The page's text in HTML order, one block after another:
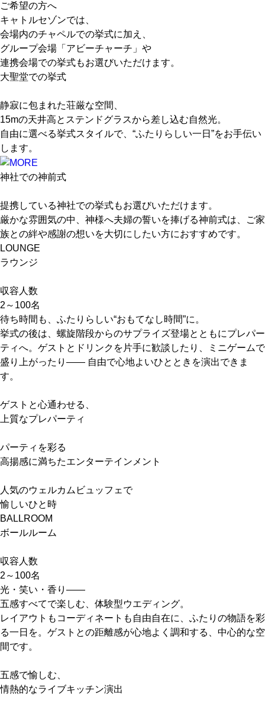
ご希望の方へ
キャトルセゾンでは、
会場内のチャペルでの挙式に加え、
グループ会場「アビーチャーチ」や
連携会場での挙式もお選びいただけます。
大聖堂での挙式
静寂に包まれた荘厳な空間、
15mの天井高とステンドグラスから差し込む自然光。
自由に選べる挙式スタイルで、“ふたりらしい一日”をお手伝い
します。
神社での神前式
提携している神社での挙式もお選びいただけます。
厳かな雰囲気の中、神様へ夫婦の誓いを捧げる神前式は、ご家
族との絆や感謝の想いを大切にしたい方におすすめです。
LOUNGE
ラウンジ
収容人数
2～100名
待ち時間も、ふたりらしい“おもてなし時間”に。
挙式の後は、螺旋階段からのサプライズ登場とともにプレパー
ティへ。ゲストとドリンクを片手に歓談したり、ミニゲームで
盛り上がったり—— 自由で心地よいひとときを演出できま
す。
ゲストと心通わせる、
上質なプレパーティ
パーティを彩る
高揚感に満ちたエンターテインメント
人気のウェルカムビュッフェで
愉しいひと時
BALLROOM
ボールルーム
収容人数
2～100名
光・笑い・香り——
五感すべてで楽しむ、体験型ウエディング。
レイアウトもコーディネートも自由自在に、ふたりの物語を彩
る一日を。ゲストとの距離感が心地よく調和する、中心的な空
間です。
五感で愉しむ、
情熱的なライブキッチン演出